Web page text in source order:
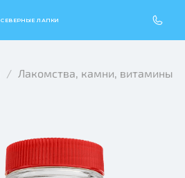
СЕВЕРНЫЕ ЛАПКИ
Лакомства, камни, витамины